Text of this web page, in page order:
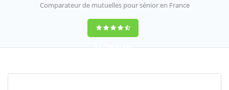
Comparateur de mutuelles pour sénior en France
9,2(100%)452